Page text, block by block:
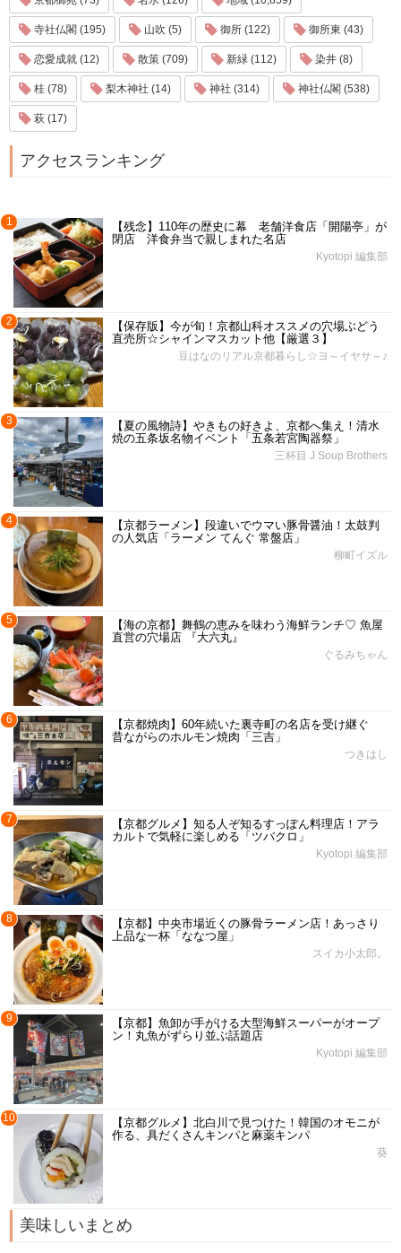
寺社仏閣 (195) 山吹 (5) 御所 (122) 御所東 (43)
恋愛成就 (12) 散策 (709) 新緑 (112) 染井 (8)
桂 (78) 梨木神社 (14) 神社 (314) 神社仏閣 (538)
萩 (17)
アクセスランキング
1
【残念】110年の歴史に幕 老舗洋食店「開陽亭」が
閉店 洋食弁当で親しまれた名店
Kyotopi 編集部
2
【保存版】今が旬！京都山科オススメの穴場ぶどう
直売所☆シャインマスカット他【厳選３】
豆はなのリアル京都暮らし☆ヨ～イヤサ～♪
3
【夏の風物詩】やきもの好きよ、京都へ集え！清水
焼の五条坂名物イベント「五条若宮陶器祭」
三杯目 J Soup Brothers
4
【京都ラーメン】段違いでウマい豚骨醤油！太鼓判
の人気店「ラーメン てんぐ 常盤店」
柳町イズル
5
【海の京都】舞鶴の恵みを味わう海鮮ランチ♡ 魚屋
直営の穴場店 『大六丸』
ぐるみちゃん
6
【京都焼肉】60年続いた裏寺町の名店を受け継ぐ
昔ながらのホルモン焼肉「三吉」
つきはし
7
【京都グルメ】知る人ぞ知るすっぽん料理店！アラ
カルトで気軽に楽しめる「ツバクロ」
Kyotopi 編集部
8
【京都】中央市場近くの豚骨ラーメン店！あっさり
上品な一杯「ななつ屋」
スイカ小太郎。
9
【京都】魚卸が手がける大型海鮮スーパーがオープ
ン！丸魚がずらり並ぶ話題店
Kyotopi 編集部
10
【京都グルメ】北白川で見つけた！韓国のオモニが
作る、具だくさんキンパと麻薬キンパ
葵
美味しいまとめ